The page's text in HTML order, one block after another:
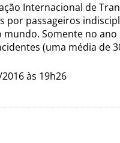
Internacional de
por passageiros
mundo. Somente no
(uma média de
às 19h26